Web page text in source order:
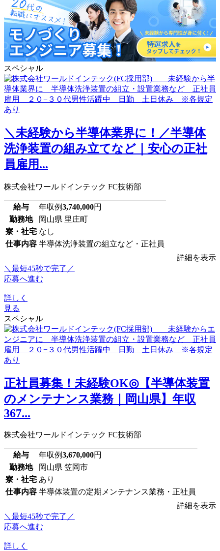
スペシャル
＼未経験から半導体業界に！／半導体
洗浄装置の組み立てなど｜安心の正社
員雇用...
株式会社ワールドインテック FC技術部
給与 年収例3,740,000円
勤務地
岡山県 里庄町
寮・社宅 なし
仕事内容 半導体洗浄装置の組立など・正社員
詳細を表示
＼最短45秒で完了／
応募へ進む
詳しく
見る
スペシャル
正社員募集！未経験OK◎【半導体装置
のメンテナンス業務｜岡山県】年収
367...
株式会社ワールドインテック FC技術部
給与 年収例3,670,000円
勤務地
岡山県 笠岡市
寮・社宅 あり
仕事内容 半導体装置の定期メンテナンス業務・正社員
詳細を表示
＼最短45秒で完了／
応募へ進む
詳しく